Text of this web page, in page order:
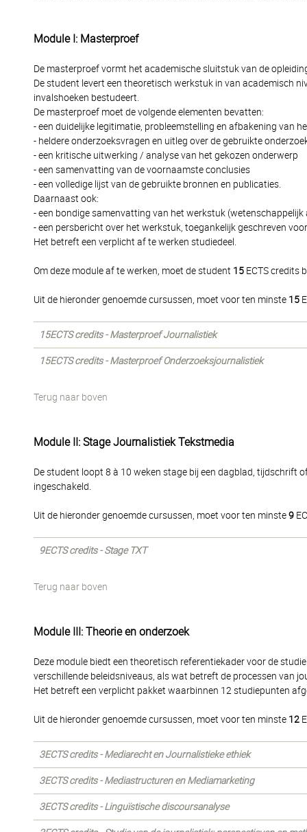
Module I: Masterproef
De masterproef vormt het academische sluitstuk van de
De student levert een theoretisch werkstuk in van academisch
invalshoeken bestudeert.
De masterproef moet de volgende elementen bevatten:
- een duidelijke legitimatie, probleemstelling en afbakening van
- heldere onderzoeksvragen en uitleg over de gebruikte
- een kritische uitwerking / analyse van het gekozen onderwerp
- een samenvatting van de voornaamste conclusies
- een volledige lijst van de gebruikte bronnen en publicaties.
Daarnaast ook:
- een bondige samenvatting van het werkstuk
- een persbericht over het werkstuk, toegankelijk geschreven
Het betreft een verplicht af te werken studiedeel.
Om deze module af te werken, moet de student 15 ECTS credits
Uit de hieronder genoemde cursussen, moet voor ten minste 15
15ECTS credits - Masterproef Journalistiek
15ECTS credits - Masterproef Onderzoeksjournalistiek
Terug naar boven
Module II: Stage Journalistiek Tekstmedia
De student loopt 8 à 10 weken stage bij een dagblad,
ingeschakeld.
Uit de hieronder genoemde cursussen, moet voor ten minste9
9ECTS credits - Stage TXT
Terug naar boven
Module III: Theorie en onderzoek
Deze module biedt een theoretisch referentiekader voor de
verschillende beleidsniveaus, als wat betreft de processen van
Het betreft een verplicht pakket waarbinnen 12 studiepunten
Uit de hieronder genoemde cursussen, moet voor ten minste 12
3ECTS credits - Mediarecht en Journalistieke ethiek
3ECTS credits - Mediastructuren en Mediamarketing
3ECTS credits - Linguïstische discoursanalyse